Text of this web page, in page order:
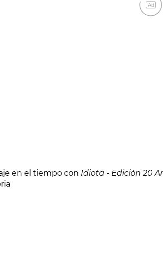
Ad
en el tiempo con Idiota - Edición 20